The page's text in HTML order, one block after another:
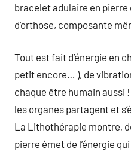
bracelet adulaire en pierre
d’orthose, composante
Tout est fait d’énergie en
petit encore… ), de
chaque être humain aussi
les organes partagent et
La Lithothérapie montre,
pierre émet de l’énergie